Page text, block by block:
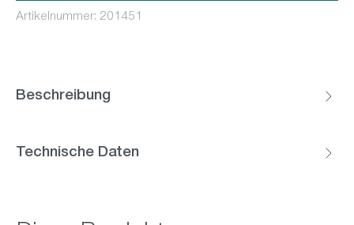
Artikelnummer: 201451
Beschreibung
Technische Daten